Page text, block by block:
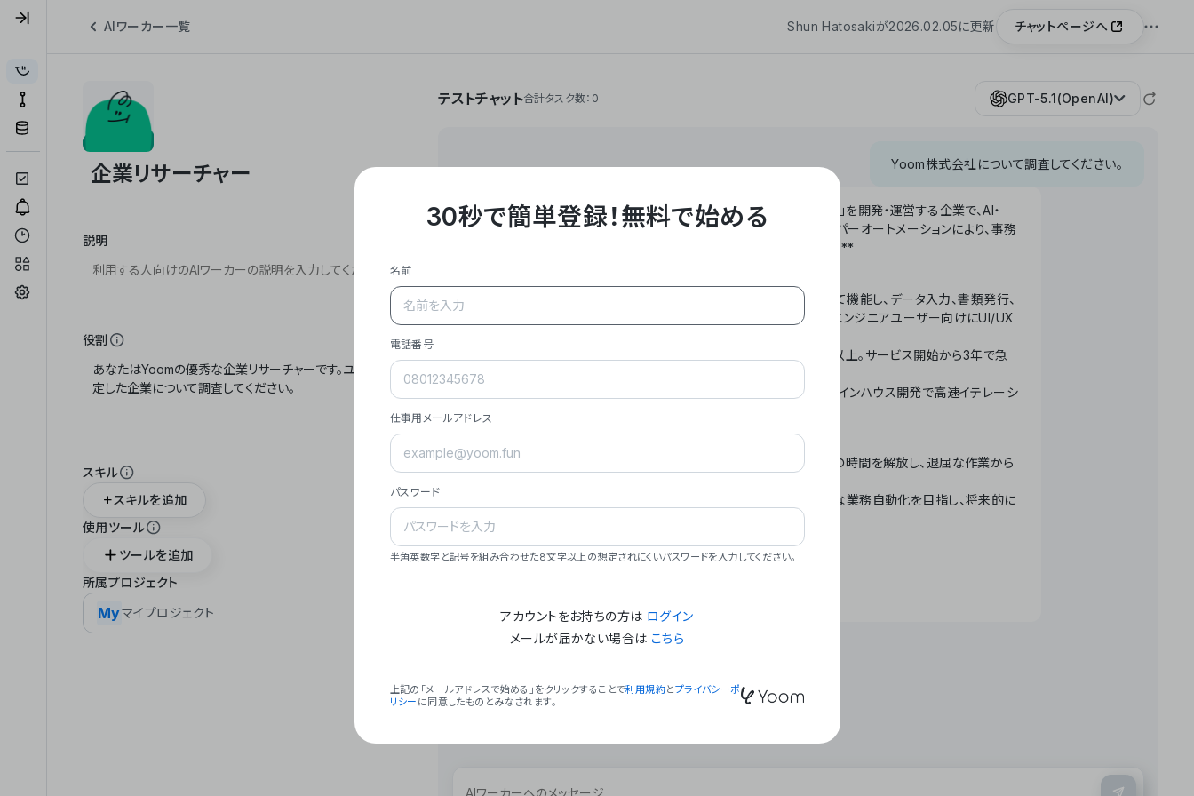
AIワーカー一覧 Shun Hatosakiが2026.02.05に更新 チャットページへ
説明
役割
スキル
スキルを追加
使用ツール
ツールを追加
所属プロジェクト
Myマイプロジェクト
テストチャット合計タスク数：0 GPT-5.1(OpenAI)
Yoom株式会社について調査してください。
**Yoom株式会社は、ビジネスオートメーションSaaS「Yoom」を開発・運営する企業で、AI・
API・RPA・OCRなどの技術をノーコードで組み合わせたハイパーオートメーションにより、事務
作業やデスクワークを自動化するサービスを提供しています。**
- **主力プロダクト「Yoom」**: SaaS連携データベースとして機能し、データ入力、書類発行、
メール対応、請求書処理、日報作成などの業務を自動化。非エンジニアユーザー向けにUI/UX
- **実績**: 国内利用社数20,000社超、直近成長率300%以上。サービス開始から3年で急
- **強み**: すべての自動化技術を1プラットフォームで完結。インハウス開発で高速イテレーシ
- **ミッション**: 「We Make Time」 – テクノロジーで人々の時間を解放し、退屈な作業から
- **ビジョン**: 「Global Business Automation」 – 世界的な業務自動化を目指し、将来的に
### 会社概要
30秒で簡単登録！無料で始める
名前
電話番号
仕事用メールアドレス
パスワード
半角英数字と記号を組み合わせた8文字以上の想定されにくいパスワードを入力してください。
アカウントをお持ちの方は ログイン
メールが届かない場合は こちら
上記の「メールアドレスで始める」をクリックすることで利用規約とプライバシーポ
リシー に同意したものとみなされます。